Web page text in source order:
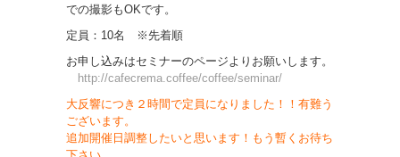
での撮影もOKです。
定員：10名 ※先着順
お申し込みはセミナーのページよりお願いします。
http://cafecrema.coffee/coffee/seminar/
大反響につき２時間で定員になりました！！有難う
ございます。
追加開催日調整したいと思います！もう暫くお待ち